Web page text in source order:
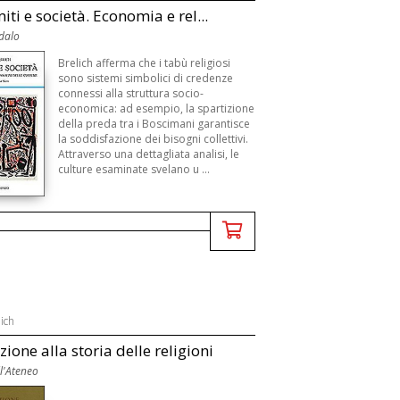
e società. Economia e rel...
Brelich afferma che i tabù religiosi
sono sistemi simbolici di credenze
connessi alla struttura socio-
economica: ad esempio, la spartizione
della preda tra i Boscimani garantisce
la soddisfazione dei bisogni collettivi.
Attraverso una dettagliata analisi, le
culture esaminate svelano u ...
alla storia delle religioni